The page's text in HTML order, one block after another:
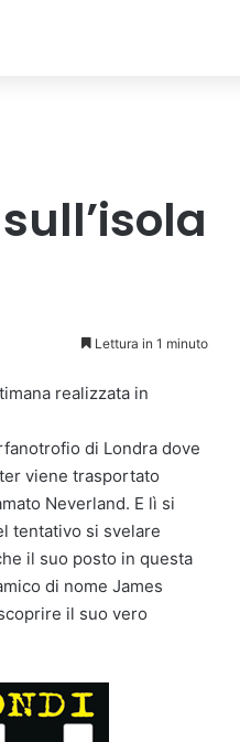
Lettura in 1 minuto
realizzata in
di Londra dove
viene trasportato
Neverland. E lì si
tentativo si svelare
il suo posto in questa
di nome James
il suo vero